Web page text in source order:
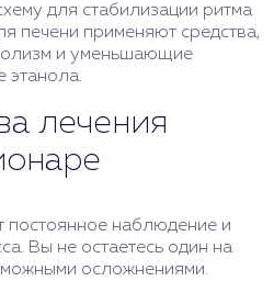
для стабилизации ритма
печени применяют средства,
и уменьшающие
этанола.
лечения
постоянное наблюдение и
Вы не остаетесь один на
осложнениями.